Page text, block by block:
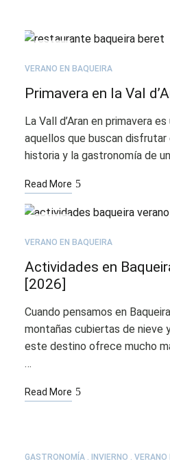
27
VERANO EN BAQUEIRA
Primavera en la Val
La Vall d’Aran en primavera
aquellos que buscan disfrutar
historia y la gastronomía de
Read More
02
VERANO EN BAQUEIRA
Actividades en
[2026]
Cuando pensamos en
montañas cubiertas de nieve
este destino ofrece mucho
…
Read More
AGO
GASTRONOMÍA INVIERNO VERANO